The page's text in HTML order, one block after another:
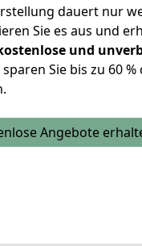
dauert nur
Sie es aus und
und
Sie bis zu 60 %
Angebote